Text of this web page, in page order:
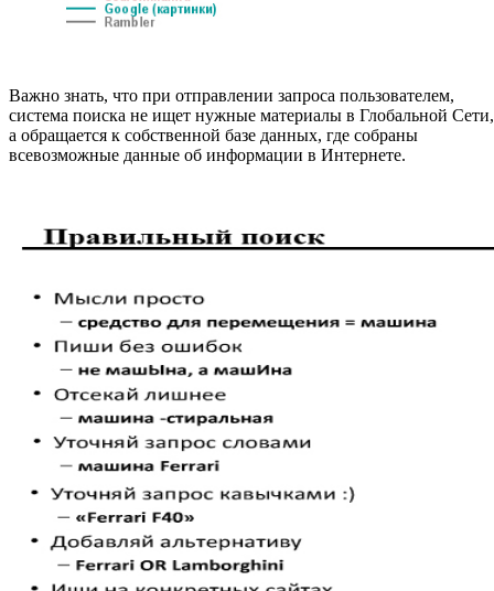
Важно знать, что при отправлении запроса пользователем,
система поиска не ищет нужные материалы в Глобальной Сети,
а обращается к собственной базе данных, где собраны
всевозможные данные об информации в Интернете.